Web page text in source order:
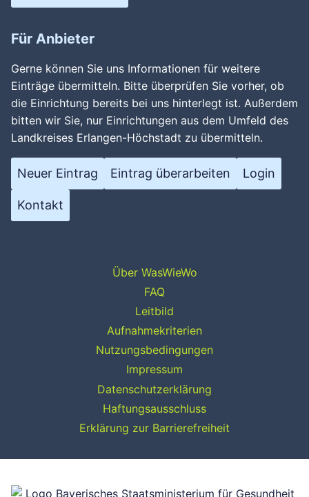
Für Anbieter
Gerne können Sie uns Informationen für weitere
Einträge übermitteln. Bitte überprüfen Sie vorher, ob
die Einrichtung bereits bei uns hinterlegt ist. Außerdem
bitten wir Sie, nur Einrichtungen aus dem Umfeld des
Landkreises Erlangen-Höchstadt zu übermitteln.
Neuer Eintrag Eintrag überarbeiten Login
Kontakt
Über WasWieWo
FAQ
Leitbild
Aufnahmekriterien
Nutzungsbedingungen
Impressum
Datenschutzerklärung
Haftungsausschluss
Erklärung zur Barrierefreiheit